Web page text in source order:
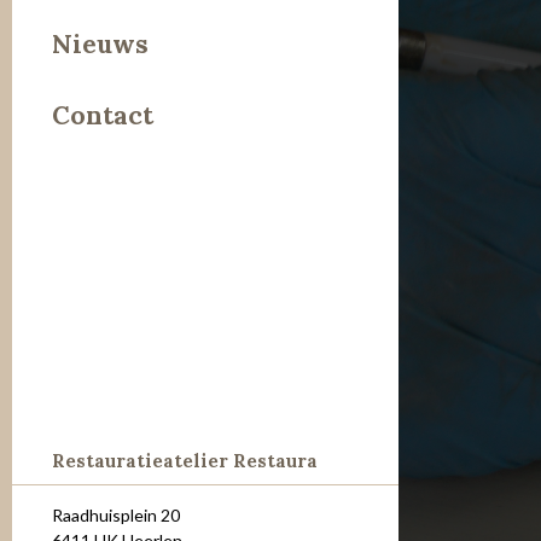
Leer
Steen
Nieuws
Contact
Restauratieatelier Restaura
Raadhuisplein 20